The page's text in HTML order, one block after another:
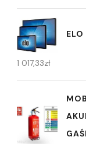
1 017,33zł